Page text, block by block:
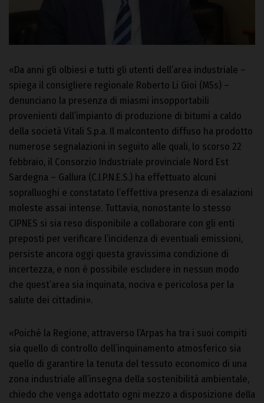
«Da anni gli olbiesi e tutti gli utenti dell’area industriale –
spiega il consigliere regionale Roberto Li Gioi (M5s) –
denunciano la presenza di miasmi insopportabili
provenienti dall’impianto di produzione di bitumi a caldo
della società Vitali S.p.a. Il malcontento diffuso ha prodotto
numerose segnalazioni in seguito alle quali, lo scorso 22
febbraio, il Consorzio Industriale provinciale Nord Est
Sardegna – Gallura (C.I.P.N.E.S.) ha effettuato alcuni
sopralluoghi e constatato l’effettiva presenza di esalazioni
moleste assai intense. Tuttavia, nonostante lo stesso
CIPNES si sia reso disponibile a collaborare con gli enti
preposti per verificare l’incidenza di eventuali emissioni,
persiste ancora oggi questa gravissima condizione di
incertezza, e non è possibile escludere in nessun modo
che quest’area sia inquinata, nociva e pericolosa per la
salute dei cittadini».
«Poiché la Regione, attraverso l’Arpas ha tra i suoi compiti
sia quello di controllo dell’inquinamento atmosferico sia
quello di garantire la tenuta del tessuto economico di una
zona industriale all’insegna della sostenibilità ambientale,
chiedo che venga adottato ogni mezzo a disposizione della